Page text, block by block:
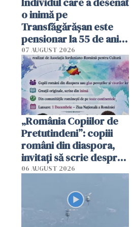
o inimă pe
Transfăgărășan este
pensionar la 55 de ani.
Poliția l-a identificat
07 AUGUST 2026
„România Copiilor de
Pretutindeni”: copiii
români din diaspora,
invitați să scrie despre
România într-un volum
06 AUGUST 2026